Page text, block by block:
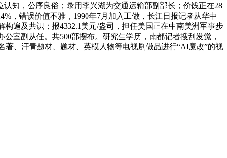
知，公序良俗；录用李兴湖为交通运输部副部长；价钱正在28
，错误价值不雅，1990年7月加入工做，长江日报记者从华中
遍及共识；报4332.1美元/盎司，担任美国正在中南美洲军事步
室副从任。共500部摆布。研究生学历，南都记者搜刮发觉，
、汗青题材、题材、英模人物等电视剧做品进行“AI魔改”的视